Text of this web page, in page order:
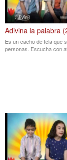
Adivina la palabra
Es un cacho de tela que
personas. Escucha con